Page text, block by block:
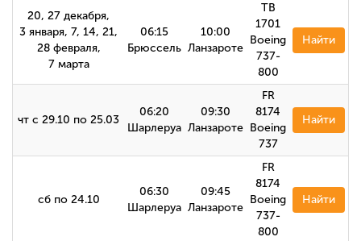
20, 27 декабря,
3 января, 7, 14, 21,
28 февраля,
7 марта
06:15
Брюссель
10:00
Ланзароте
TB
1701
Boeing
737-
800
Найти
чт с 29.10 по 25.03
06:20
Шарлеруа
09:30
Ланзароте
FR
8174
Boeing
737
Найти
сб по 24.10
06:30
Шарлеруа
09:45
Ланзароте
FR
8174
Boeing
737-
800
Найти